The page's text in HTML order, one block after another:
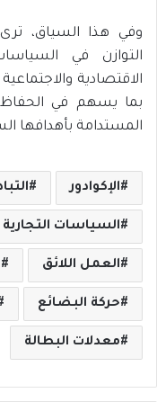
وفي هذا السياق، ترى
التوازن في
الاقتصادية
بما يسهم في الحفاظ
المستدامة بأهدافها
الإكوادور
السياسات التجارية
العمل اللائق
حركة البضائع
معدلات البطالة